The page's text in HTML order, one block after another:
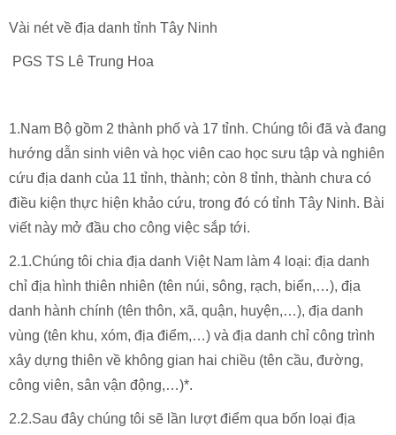
Vài nét về địa danh tỉnh Tây Ninh
PGS TS Lê Trung Hoa
1.Nam Bộ gồm 2 thành phố và 17 tỉnh. Chúng tôi đã và đang
hướng dẫn sinh viên và học viên cao học sưu tập và nghiên
cứu địa danh của 11 tỉnh, thành; còn 8 tỉnh, thành chưa có
điều kiện thực hiện khảo cứu, trong đó có tỉnh Tây Ninh. Bài
viết này mở đầu cho công việc sắp tới.
2.1.Chúng tôi chia địa danh Việt Nam làm 4 loại: địa danh
chỉ địa hình thiên nhiên (tên núi, sông, rạch, biển,…), địa
danh hành chính (tên thôn, xã, quận, huyện,…), địa danh
vùng (tên khu, xóm, địa điểm,…) và địa danh chỉ công trình
xây dựng thiên về không gian hai chiều (tên cầu, đường,
công viên, sân vận động,…)*.
2.2.Sau đây chúng tôi sẽ lần lượt điểm qua bốn loại địa